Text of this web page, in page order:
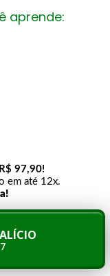
aprende:
97,90!
em até 12x.